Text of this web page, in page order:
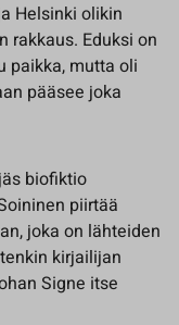
Helsinki olikin
rakkaus. Eduksi on
paikka, mutta oli
pääsee joka
biofiktio
piirtää
joka on lähteiden
kirjailijan
Signe itse